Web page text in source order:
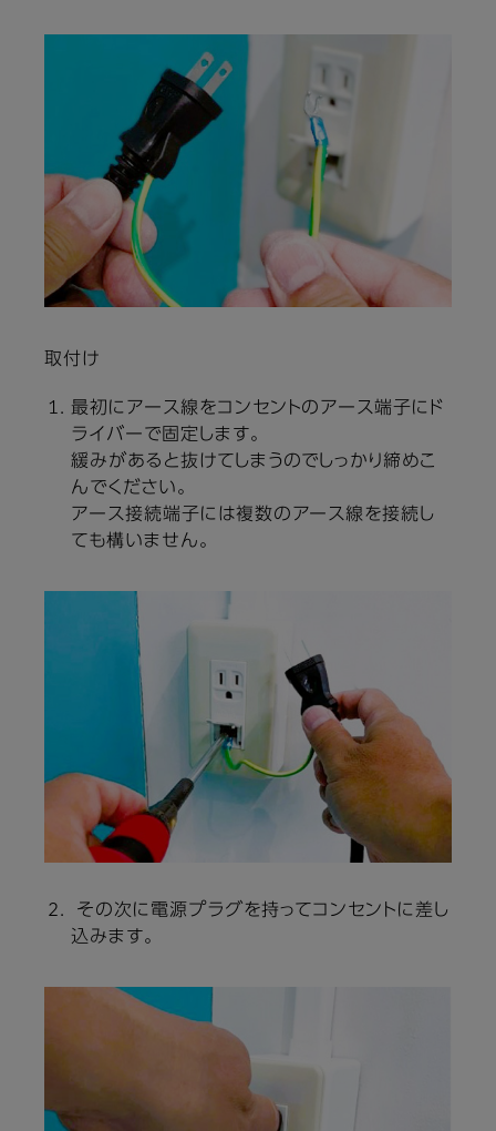
取付け
最初にアース線をコンセントのアース端子にド
ライバーで固定します。
緩みがあると抜けてしまうのでしっかり締めこ
んでください。
アース接続端子には複数のアース線を接続し
ても構いません。
その次に電源プラグを持ってコンセントに差し
込みます。